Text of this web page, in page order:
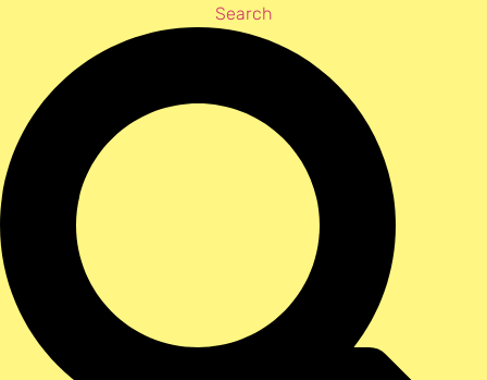
Search